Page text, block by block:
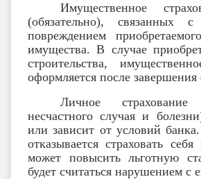
Имущественное
(обязательно), связанных
повреждением
имущества. В случае
строительства,
оформляется после завершения
Личное
несчастного случая и
или зависит от условий
отказывается страховать
может повысить льготную
будет считаться нарушением с